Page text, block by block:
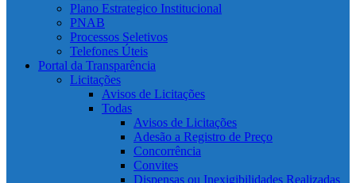
Plano Estrategico Institucional
PNAB
Processos Seletivos
Telefones Úteis
Portal da Transparência
Licitações
Avisos de Licitações
Todas
Avisos de Licitações
Adesão a Registro de Preço
Concorrência
Convites
Dispensas ou Inexigibilidades Realizadas